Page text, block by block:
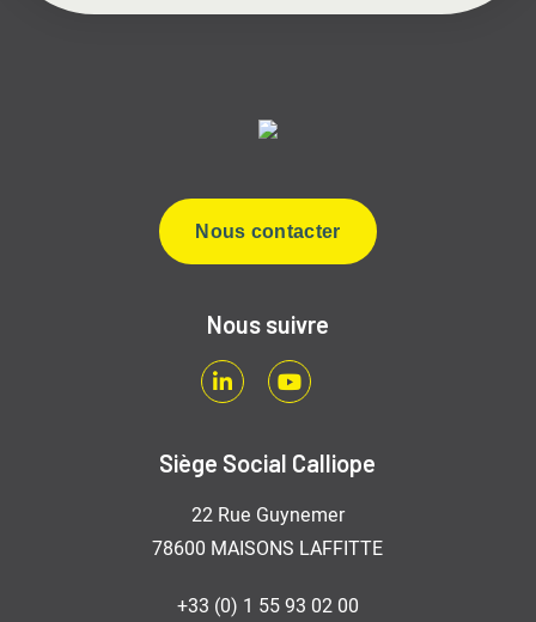
Nous contacter
Nous suivre
LinkedInYoutube
Siège Social Calliope
22 Rue Guynemer
78600 MAISONS LAFFITTE
+33 (0) 1 55 93 02 00